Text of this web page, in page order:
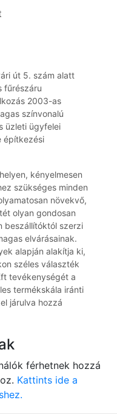
út 5. szám alatt
fűrészáru
2003-as
színvonalú
üzleti ügyfelei
építkezési
kényelmesen
szükséges minden
növekvő,
olyan gondosan
beszállítóktól szerzi
elvárásainak.
alapján alakítja ki,
széles választék
tevékenységét a
termékskála iránti
járulva hozzá
férhetnek hozzá
Kattints ide a